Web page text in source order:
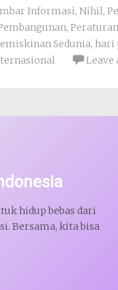
Informasi, Nihil,
,
Sedunia, hari
Leave
hidup bebas dari
Bersama, kita bisa